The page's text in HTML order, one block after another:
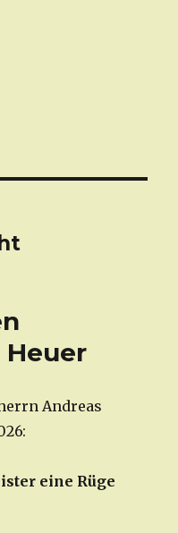
Andreas
eine Rüge